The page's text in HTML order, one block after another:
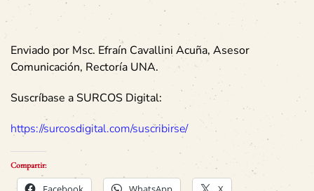
Enviado por Msc. Efraín Cavallini Acuña, Asesor
Comunicación, Rectoría UNA.
Suscríbase a SURCOS Digital:
https://surcosdigital.com/suscribirse/
Compartir: